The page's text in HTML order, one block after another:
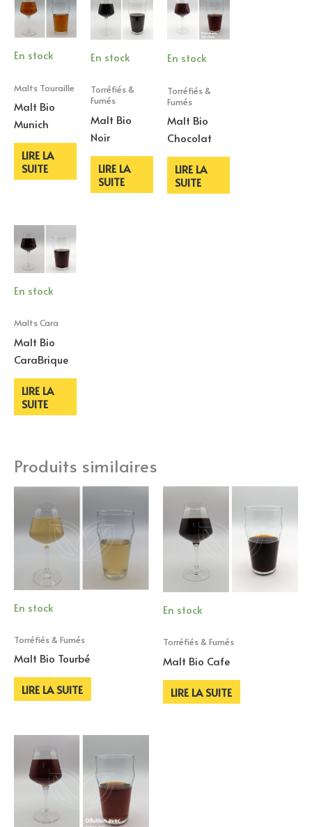
En stock
Malts Touraille
Malt Bio
Munich
LIRE LA
SUITE
En stock
Torréfiés &
Fumés
Malt Bio
Noir
LIRE LA
SUITE
En stock
Torréfiés &
Fumés
Malt Bio
Chocolat
LIRE LA
SUITE
En stock
Malts Cara
Malt Bio
CaraBrique
LIRE LA
SUITE
Produits similaires
En stock
Torréfiés & Fumés
Malt Bio Tourbé
LIRE LA SUITE
En stock
Torréfiés & Fumés
Malt Bio Cafe
LIRE LA SUITE